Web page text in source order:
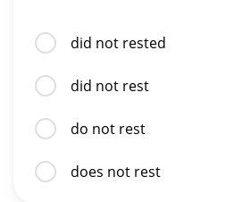
did not rested
did not rest
do not rest
does not rest